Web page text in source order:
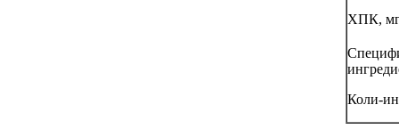
ХПК,
Коли-